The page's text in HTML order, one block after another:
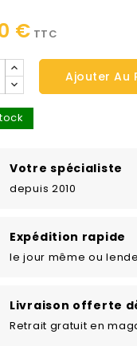
€ TTC
Ajouter Au
Votre spécialiste
depuis 2010
Expédition rapide
le jour même ou
Livraison offerte
Retrait gratuit en